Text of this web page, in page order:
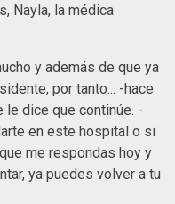
Nayla, la médica
y además de que ya
por tanto... -hace
le dice que continúe. -
en este hospital o si
me respondas hoy y
ya puedes volver a tu